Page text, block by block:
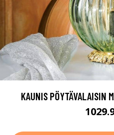
KAUNIS PÖYTÄVALAISIN